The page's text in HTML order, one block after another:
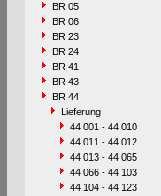
BR 05
BR 06
BR 23
BR 24
BR 41
BR 43
BR 44
Lieferung
44 001 - 44 010
44 011 - 44 012
44 013 - 44 065
44 066 - 44 103
44 104 - 44 123